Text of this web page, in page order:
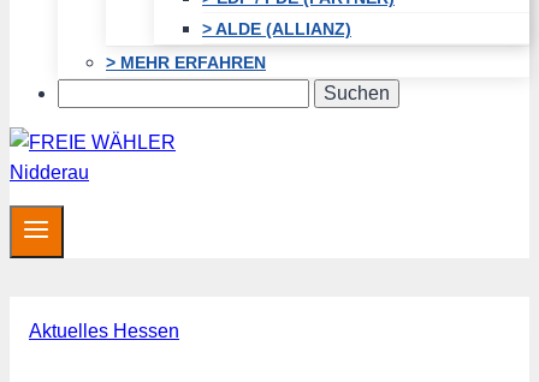
> ALDE (ALLIANZ)
> MEHR ERFAHREN
Aktuelles Hessen